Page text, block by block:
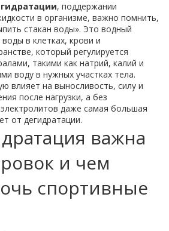
гидратации, поддержании
в организме, важно помнить,
стакан воды». Это водный
в клетках, крови и
, который регулируется
такими как натрий, калий и
воду в нужных участках тела.
влияет на выносливость, силу и
после нагрузки, а без
даже самая большая
от дегидратации.
важна
и чем
спортивные